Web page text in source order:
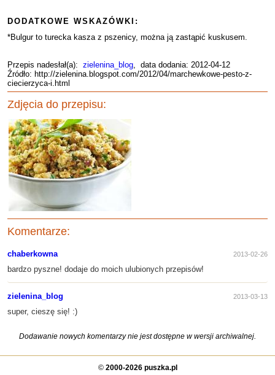
DODATKOWE WSKAZÓWKI:
*Bulgur to turecka kasza z pszenicy, można ją zastąpić kuskusem.
Przepis nadesłał(a): zielenina_blog, data dodania: 2012-04-12
Źródło: http://zielenina.blogspot.com/2012/04/marchewkowe-pesto-z-
ciecierzyca-i.html
Zdjęcia do przepisu:
Komentarze:
chaberkowna 2013-02-26
bardzo pyszne! dodaje do moich ulubionych przepisów!
zielenina_blog 2013-03-13
super, cieszę się! :)
Dodawanie nowych komentarzy nie jest dostępne w wersji archiwalnej.
© 2000-2026 puszka.pl